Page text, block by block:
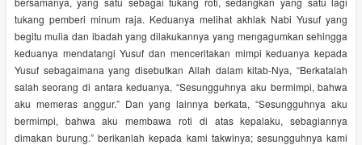
tukang pemberi minum raja. Keduanya melihat akhlak Nabi Yusuf yang
begitu mulia dan ibadah yang dilakukannya yang mengagumkan sehingga
keduanya mendatangi Yusuf dan menceritakan mimpi keduanya kepada
Yusuf sebagaimana yang disebutkan Allah dalam kitab-Nya, “Berkatalah
salah seorang di antara keduanya, “Sesungguhnya aku bermimpi, bahwa
aku memeras anggur.” Dan yang lainnya berkata, “Sesungguhnya aku
bermimpi, bahwa aku membawa roti di atas kepalaku, sebagiannya
dimakan burung.” berikanlah kepada kami takwinya; sesungguhnya kami